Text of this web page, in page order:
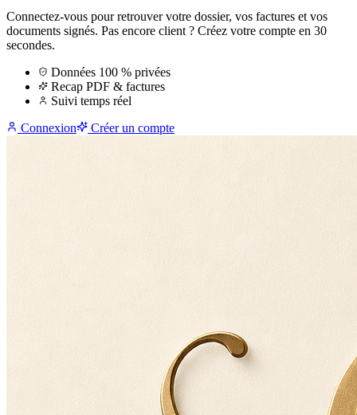
Connectez-vous pour retrouver votre dossier, vos factures et vos
documents signés. Pas encore client ? Créez votre compte en 30
secondes.
Données 100 % privées
Recap PDF & factures
Suivi temps réel
Connexion
Créer un compte